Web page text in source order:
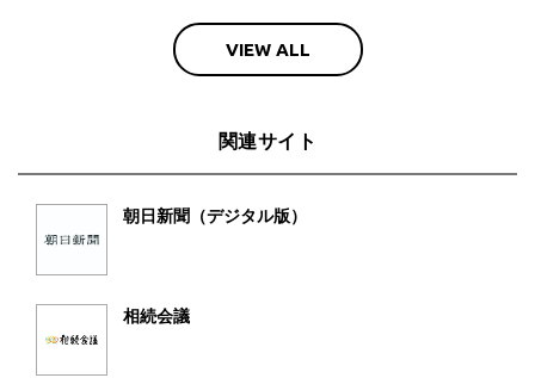
VIEW ALL
関連サイト
朝日新聞（デジタル版）
相続会議